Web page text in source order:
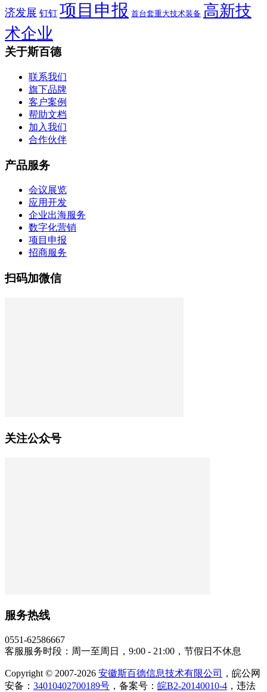
济发展 钉钉 项目申报 首台套重大技术装备 高新技
术企业
关于斯百德
联系我们
旗下品牌
客户案例
帮助文档
加入我们
合作伙伴
产品服务
会议展览
应用开发
企业出海服务
数字化营销
项目申报
招商服务
扫码加微信
关注公众号
服务热线
0551-62586667
客服服务时段：周一至周日，9:00 - 21:00，节假日不休息
Copyright © 2007-2026 安徽斯百德信息技术有限公司
，皖公网
安备： 34010402700189号 ，备案号： 皖B2-20140010-4 ，违法